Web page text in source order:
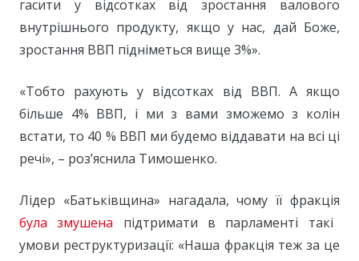
гасити у відсотках від зростання валового
внутрішнього продукту, якщо у нас, дай Боже,
зростання ВВП підніметься вище 3%».
«Тобто рахують у відсотках від ВВП. А якщо
більше 4% ВВП, і ми з вами зможемо з колін
встати, то 40 % ВВП ми будемо віддавати на всі ці
речі», – роз’яснила Тимошенко.
Лідер «Батьківщина» нагадала, чому її фракція
була змушена підтримати в парламенті такі
умови реструктуризації: «Наша фракція теж за це